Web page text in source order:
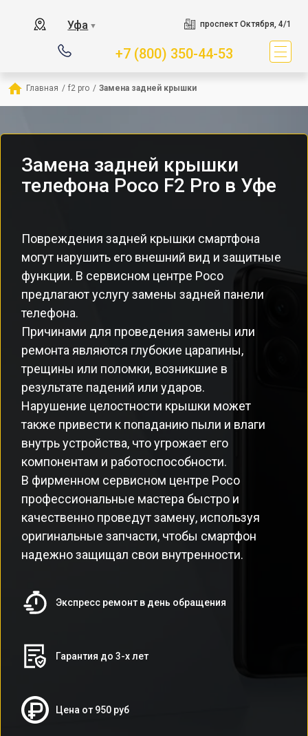
Уфа ▼ проспект Октября, 4/1
+7 (800) 350-44-53
Главная / f2 pro / Замена задней крышки
Замена задней крышки
телефона Poco F2 Pro в Уфе
Повреждения задней крышки смартфона
могут нарушить его внешний вид и защитные
функции. В сервисном центре Poco
предлагают услугу замены задней панели
телефона.
Причинами для проведения замены или
ремонта являются глубокие царапины,
трещины или поломки, возникшие в
результате падений или ударов.
Нарушение целостности крышки может
также привести к попаданию пыли и влаги
внутрь устройства, что угрожает его
компонентам и работоспособности.
В фирменном сервисном центре Poco
профессиональные мастера быстро и
качественно проведут замену, используя
оригинальные запчасти, чтобы смартфон
надежно защищал свои внутренности.
Экспресс ремонт в день обращения
Гарантия до 3-х лет
Цена от 950 руб